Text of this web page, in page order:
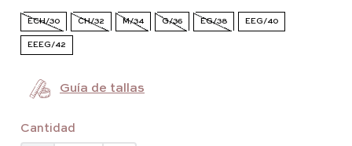
ECH/30 CH/32 M/34 G/36 EG/38 EEG/40
EEEG/42
Guía de tallas
Cantidad